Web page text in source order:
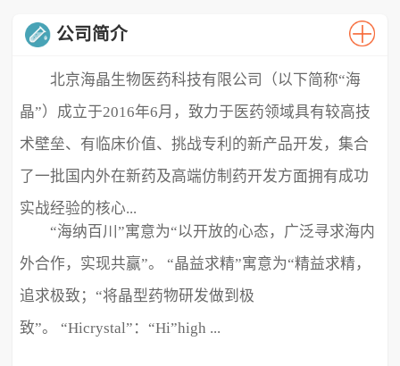
公司简介
北京海晶生物医药科技有限公司（以下简称“海
晶”）成立于2016年6月，致力于医药领域具有较高技
术壁垒、有临床价值、挑战专利的新产品开发，集合
了一批国内外在新药及高端仿制药开发方面拥有成功
实战经验的核心...
“海纳百川”寓意为“以开放的心态，广泛寻求海内
外合作，实现共赢”。 “晶益求精”寓意为“精益求精，
追求极致；“将晶型药物研发做到极
致”。 “Hicrystal”：“Hi”high ...